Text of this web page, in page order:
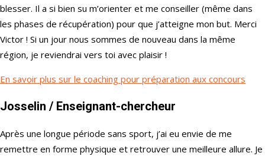
blesser. Il a si bien su m’orienter et me conseiller (même dans
les phases de récupération) pour que j’atteigne mon but. Merci
Victor ! Si un jour nous sommes de nouveau dans la même
région, je reviendrai vers toi avec plaisir !
En savoir plus sur le coaching pour préparation aux concours
Josselin / Enseignant-chercheur
Après une longue période sans sport, j’ai eu envie de me
remettre en forme physique et retrouver une meilleure allure. Je